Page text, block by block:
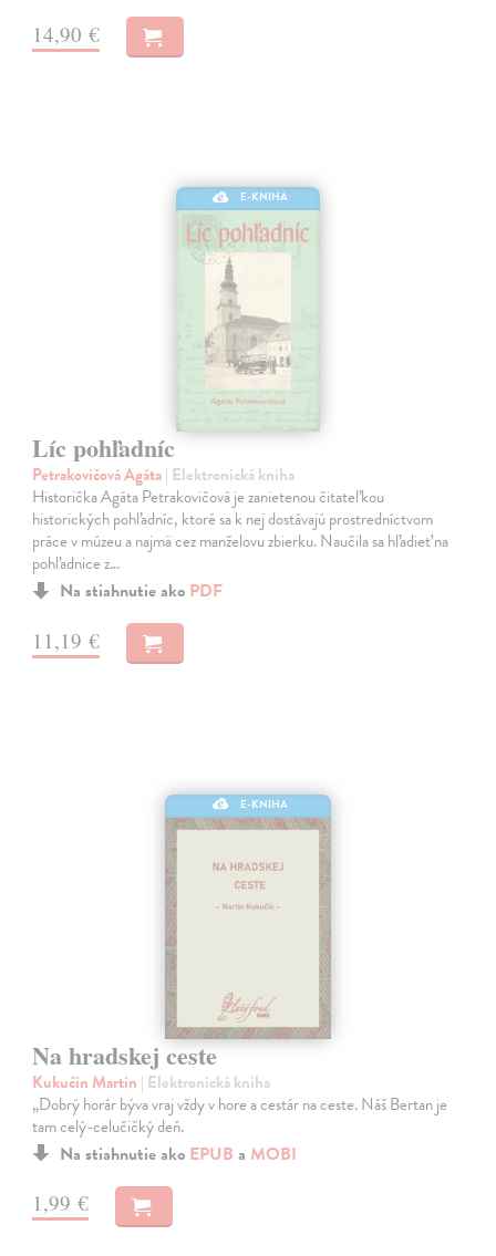
14,90 €
E-KNIHA
Líc pohľadníc
Petrakovičová Agáta| Elektronická kniha
Historička Agáta Petrakovičová je zanietenou čitateľkou
historických pohľadníc, ktoré sa k nej dostávajú prostredníctvom
práce v múzeu a najmä cez manželovu zbierku. Naučila sa hľadieť na
pohľadnice z…
Na stiahnutie ako PDF
11,19 €
E-KNIHA
Na hradskej ceste
Kukučín Martin | Elektronická kniha
„Dobrý horár býva vraj vždy v hore a cestár na ceste. Náš Bertan je
tam celý-celučičký deň.
Na stiahnutie ako EPUB a MOBI
1,99 €